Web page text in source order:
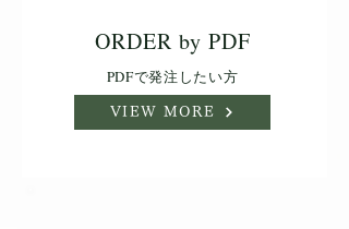
ORDER by PDF
PDFで発注したい方
VIEW MORE